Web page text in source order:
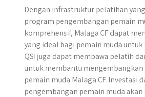
Dengan infrastruktur pelatihan
program pengembangan pemain
komprehensif, Malaga CF dapat
yang ideal bagi pemain muda
QSI juga dapat membawa pelatih
untuk membantu mengembangkan
pemain muda Malaga CF. Investasi
pengembangan pemain muda